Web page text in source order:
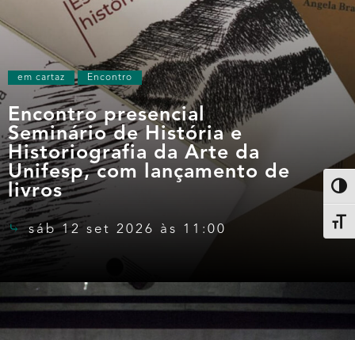
em cartaz Encontro
Encontro presencial
Seminário de História e
Historiografia da Arte da
Unifesp, com lançamento de
livros
sáb 12 set 2026 às 11:00